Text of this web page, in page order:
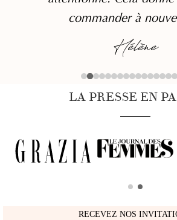
commander à
Hélène
LA PRESSE EN
RECEVEZ NOS